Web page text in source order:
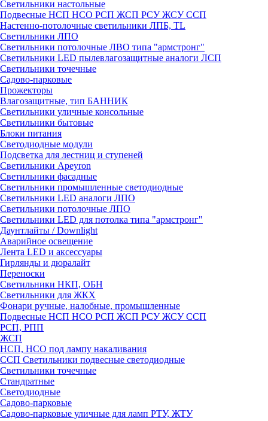
Светильники настольные
Подвесные НСП НСО РСП ЖСП РСУ ЖСУ ССП
Настенно-потолочные светильники ЛПБ, TL
Светильники ЛПО
Светильники потолочные ЛВО типа "армстронг"
Светильники LED пылевлагозащитные аналоги ЛСП
Светильники точечные
Садово-парковые
Прожекторы
Влагозащитные, тип БАННИК
Светильники уличные консольные
Светильники бытовые
Блоки питания
Светодиодные модули
Подсветка для лестниц и ступеней
Светильники Apeyron
Светильники фасадные
Светильники промышленные светодиодные
Светильники LED аналоги ЛПО
Светильники потолочные ЛПО
Светильники LED для потолка типа "армстронг"
Даунтлайты / Downlight
Аварийное освещение
Лента LED и аксессуары
Гирлянды и дюралайт
Переноски
Светильники НКП, ОБН
Светильники для ЖКХ
Фонари ручные, налобные, промышленные
Подвесные НСП НСО РСП ЖСП РСУ ЖСУ ССП
РСП, РПП
ЖСП
НСП, НСО под лампу накаливания
ССП Светильники подвесные светодиодные
Светильники точечные
Стандратные
Светодиодные
Садово-парковые
Садово-парковые уличные для ламп РТУ, ЖТУ